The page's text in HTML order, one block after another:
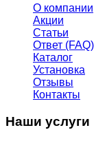
О компании
Акции
Статьи
Ответ (FAQ)
Каталог
Установка
Отзывы
Контакты
Наши услуги